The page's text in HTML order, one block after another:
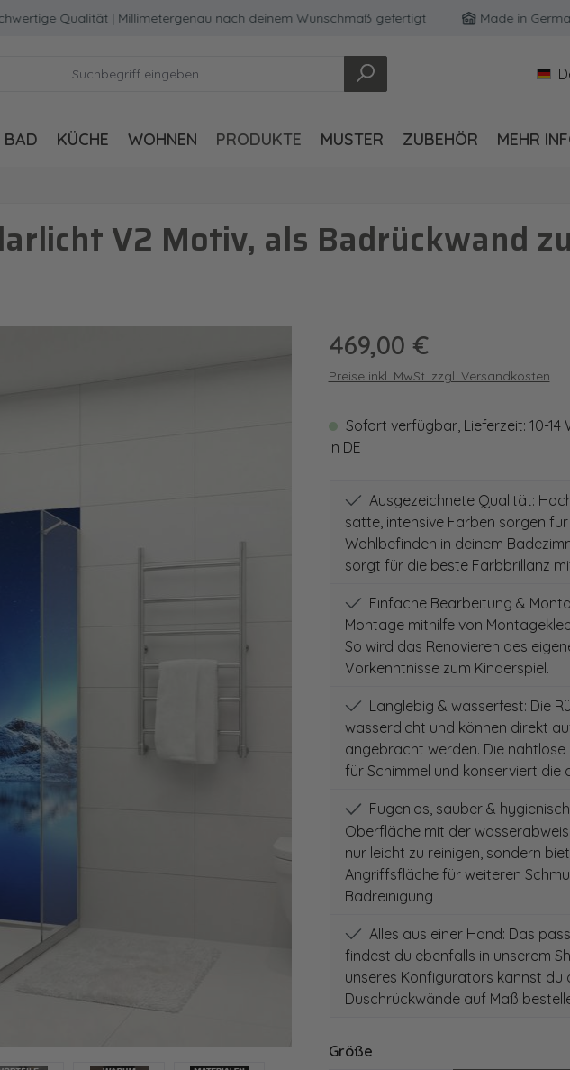
Qualität | Millimetergenau nach deinem Wunschmaß gefertigt Made in Germany
BAD KÜCHE WOHNEN PRODUKTE MUSTER ZUBEHÖR MEHR
V2 Motiv, als Badrückwand
Regulärer Preis:
469,00 €
Preise inkl. MwSt. zzgl. Versandkosten
Sofort verfügbar, Lieferzeit: 10-
in DE
Ausgezeichnete Qualität:
satte, intensive Farben sorgen
Wohlbefinden in deinem
sorgt für die beste Farbbrillanz
Einfache Bearbeitung &
Montage mithilfe von
So wird das Renovieren des
Vorkenntnisse zum Kinderspiel.
Langlebig & wasserfest: Die
wasserdicht und können direkt
angebracht werden. Die
für Schimmel und konserviert die
Fugenlos, sauber &
Oberfläche mit der
nur leicht zu reinigen, sondern
Angriffsfläche für weiteren
Badreinigung
Alles aus einer Hand: Das
findest du ebenfalls in unserem
unseres Konfigurators kannst du
Duschrückwände auf Maß
Größeauswählen